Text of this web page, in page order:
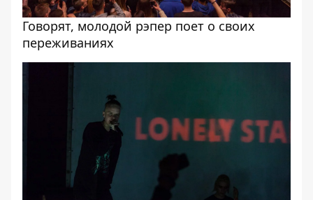
Говорят, молодой рэпер поет о своих
переживаниях